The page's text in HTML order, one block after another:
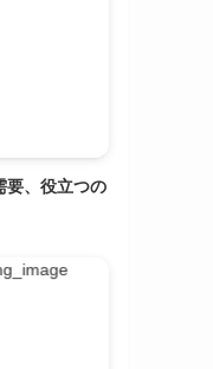
要、役立つの